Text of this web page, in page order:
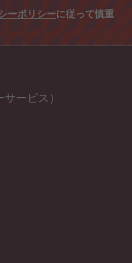
ーポリシーに従って慎重
ービス）